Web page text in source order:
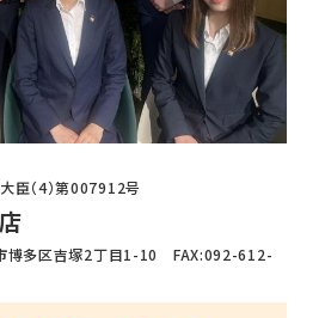
臣（4）第007912号
博多区吉塚2丁目1-10 FAX:092-612-